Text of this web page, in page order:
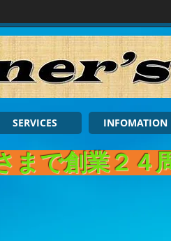
まで創業２４
SERVICES INFOMATION